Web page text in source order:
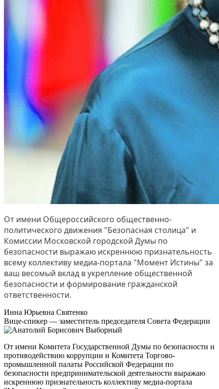
От имени Общероссийского общественно-
политического движения "Безопасная столица" и
Комиссии Московской городской Думы по
безопасности выражаю искреннюю признательность
всему коллективу медиа-портала "Момент Истины" за
ваш весомый вклад в укрепление общественной
безопасности и формирование гражданской
ответственности.
Инна Юрьевна Святенко
Вице-спикер — заместитель председателя Совета Федерации
От имени Комитета Государственной Думы по безопасности и
противодействию коррупции и Комитета Торгово-
промышленной палаты Российской Федерации по
безопасности предпринимательской деятельности выражаю
искреннюю признательность коллективу медиа-портала